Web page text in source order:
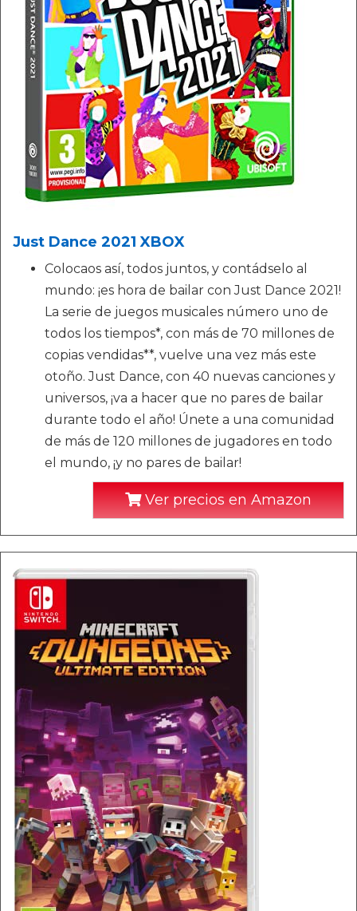
Just Dance 2021 XBOX
Colocaos así, todos juntos, y contádselo al
mundo: ¡es hora de bailar con Just Dance 2021!
La serie de juegos musicales número uno de
todos los tiempos*, con más de 70 millones de
copias vendidas**, vuelve una vez más este
otoño. Just Dance, con 40 nuevas canciones y
universos, ¡va a hacer que no pares de bailar
durante todo el año! Únete a una comunidad
de más de 120 millones de jugadores en todo
el mundo, ¡y no pares de bailar!
Ver precios en Amazon